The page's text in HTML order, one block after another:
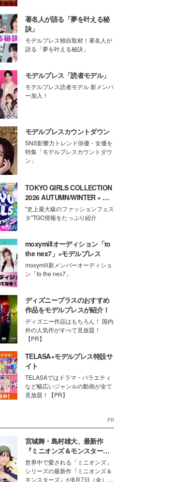
著名人が語る「夢を叶える秘
訣」
モデルプレス独自取材！著名人が
語る「夢を叶える秘訣」
モデルプレス「読者モデル」
モデルプレス読者モデル 新メンバ
ー加入！
モデルプレスカウントダウン
SNS影響力トレンド俳優・女優を
特集「モデルプレスカウントダウ
ン」
TOKYO GIRLS COLLECTION
2026 AUTUMN/WINTER × モ
デルプレス
"史上最大級のファッションフェス
タ"TGC情報をたっぷり紹介
moxymillオーディション「to
the nex7」×モデルプレス
moxymill新メンバーオーディショ
ン「to the nex7」
ディズニープラスのおすすめ
作品をモデルプレスが紹介！
ディズニー作品はもちろん！ 国内
外の人気作がすべて見放題！
【PR】
TELASA×モデルプレス特設サ
イト
TELASAではドラマ・バラエティ
など幅広いジャンルの動画が全て
見放題！【PR】
PR
宮城舞・島村雄大、最新作
『ミニオンズ＆モンスター
ズ』の魅力熱弁 ハチャメチャ
だけじゃない“友情と絆”に感
動
世界中で愛される「ミニオンズ」
シリーズの最新作『ミニオンズ＆
モンスターズ』が8月7日（金）に